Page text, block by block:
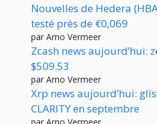
Nouvelles de Hedera
testé près de €0,069
par Arno Vermeer
Zcash news aujourd’hui:
$509.53
par Arno Vermeer
Xrp news aujourd’hui:
CLARITY en septembre